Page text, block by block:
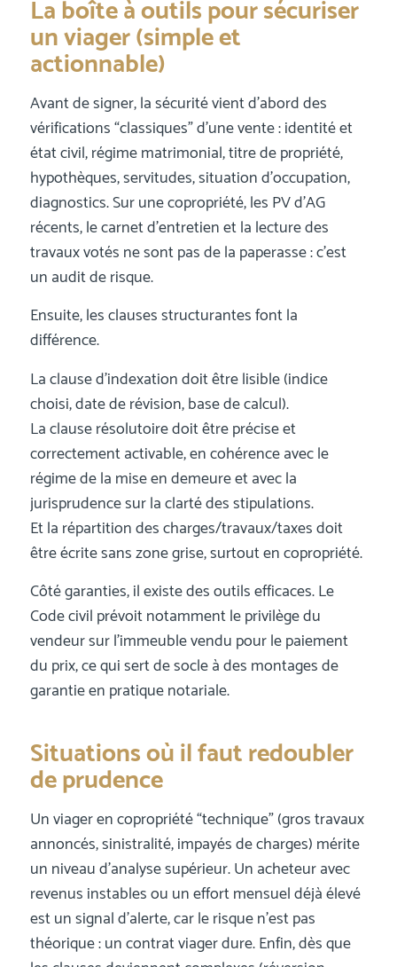
La boîte à outils pour sécuriser
un viager (simple et
actionnable)
Avant de signer, la sécurité vient d’abord des
vérifications “classiques” d’une vente : identité et
état civil, régime matrimonial, titre de propriété,
hypothèques, servitudes, situation d’occupation,
diagnostics. Sur une copropriété, les PV d’AG
récents, le carnet d’entretien et la lecture des
travaux votés ne sont pas de la paperasse : c’est
un audit de risque.
Ensuite, les clauses structurantes font la
différence.
La clause d’indexation doit être lisible (indice
choisi, date de révision, base de calcul).
La clause résolutoire doit être précise et
correctement activable, en cohérence avec le
régime de la mise en demeure et avec la
jurisprudence sur la clarté des stipulations.
Et la répartition des charges/travaux/taxes doit
être écrite sans zone grise, surtout en copropriété.
Côté garanties, il existe des outils efficaces. Le
Code civil prévoit notamment le privilège du
vendeur sur l’immeuble vendu pour le paiement
du prix, ce qui sert de socle à des montages de
garantie en pratique notariale.
Situations où il faut redoubler
de prudence
Un viager en copropriété “technique” (gros travaux
annoncés, sinistralité, impayés de charges) mérite
un niveau d’analyse supérieur. Un acheteur avec
revenus instables ou un effort mensuel déjà élevé
est un signal d’alerte, car le risque n’est pas
théorique : un contrat viager dure. Enfin, dès que